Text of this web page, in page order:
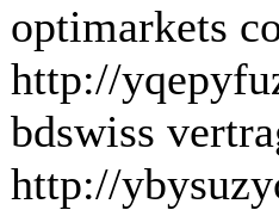
optimarkets
http://
bdswiss
http://